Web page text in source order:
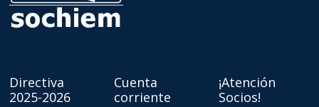
Directiva
2025-2026
Cuenta
corriente
¡Atención
Socios!